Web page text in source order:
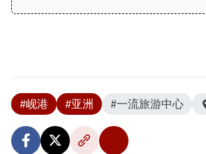
#岘港 #亚洲 #一流旅游中心